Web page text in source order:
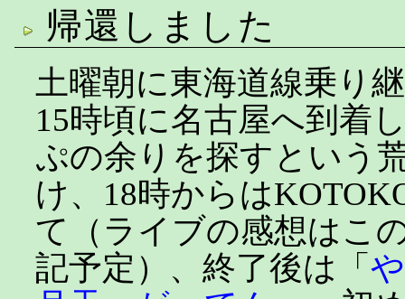
帰還しました
土曜朝に東海道線乗り
15時頃に名古屋へ到着
ぷの余りを探すという
け、18時からは
て（ライブの感想はこ
記予定）、終了後は「